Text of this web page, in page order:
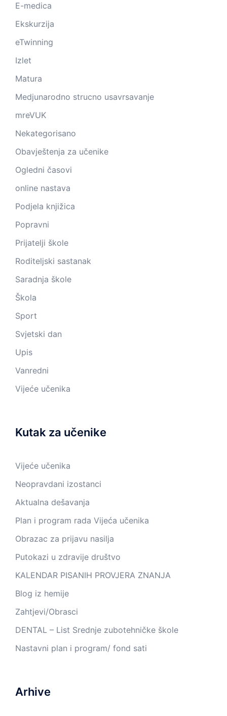
E-medica
Ekskurzija
eTwinning
Izlet
Matura
Medjunarodno strucno usavrsavanje
mreVUK
Nekategorisano
Obavještenja za učenike
Ogledni časovi
online nastava
Podjela knjižica
Popravni
Prijatelji škole
Roditeljski sastanak
Saradnja škole
Škola
Sport
Svjetski dan
Upis
Vanredni
Vijeće učenika
Kutak za učenike
Vijeće učenika
Neopravdani izostanci
Aktualna dešavanja
Plan i program rada Vijeća učenika
Obrazac za prijavu nasilja
Putokazi u zdravije društvo
KALENDAR PISANIH PROVJERA ZNANJA
Blog iz hemije
Zahtjevi/Obrasci
DENTAL – List Srednje zubotehničke škole
Nastavni plan i program/ fond sati
Arhive